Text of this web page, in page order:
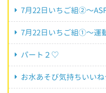
7月22日いちご組②〜
7月22日いちご組①〜運
パート２♡
お水あそび気持ちいい